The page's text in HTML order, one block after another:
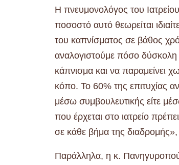
Η πνευμονολόγος του
ποσοστό αυτό θεωρείται
του καπνίσματος σε βάθος
αναλογιστούμε πόσο δύσκολη
κάπνισμα και να παραμείνει
κόπο. Το 60% της επιτυχίας
μέσω συμβουλευτικής είτε
που έρχεται στο ιατρείο
σε κάθε βήμα της
Παράλληλα, η κ.